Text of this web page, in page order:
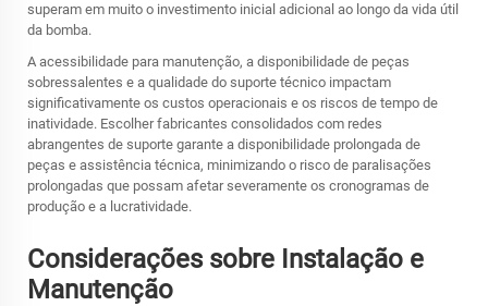
superam em muito o investimento inicial adicional ao longo da vida útil
da bomba.
A acessibilidade para manutenção, a disponibilidade de peças
sobressalentes e a qualidade do suporte técnico impactam
significativamente os custos operacionais e os riscos de tempo de
inatividade. Escolher fabricantes consolidados com redes
abrangentes de suporte garante a disponibilidade prolongada de
peças e assistência técnica, minimizando o risco de paralisações
prolongadas que possam afetar severamente os cronogramas de
produção e a lucratividade.
Considerações sobre Instalação e
Manutenção